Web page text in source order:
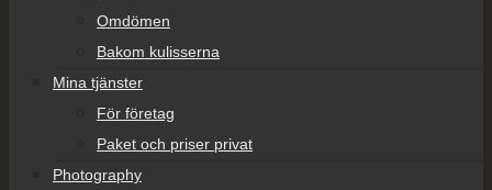
Omdömen
Bakom kulisserna
Mina tjänster
För företag
Paket och priser privat
Photography